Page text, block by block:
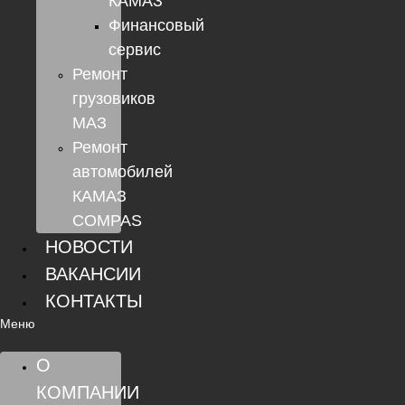
Финансовый
сервис
Ремонт
грузовиков
МАЗ
Ремонт
автомобилей
КАМАЗ
COMPAS
НОВОСТИ
ВАКАНСИИ
КОНТАКТЫ
Меню
О
КОМПАНИИ